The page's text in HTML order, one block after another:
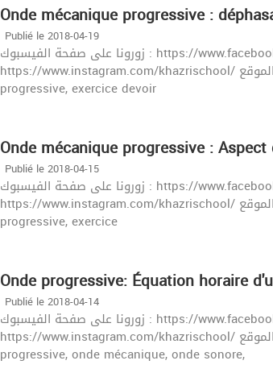
Onde mécanique progressive :
Publié le 2018-04-19
زورونا على صفحة الفيسبوك : https://www.facebook.com/khazrischool/
https://www.instagram.com/khazrischool/ الموقع :khazrischool.com الهاتف : 21923415 onde
progressive, exercice devoir
Onde mécanique progressive :
Publié le 2018-04-15
زورونا على صفحة الفيسبوك : https://www.facebook.com/khazrischool/
https://www.instagram.com/khazrischool/ الموقع :khazrischool.com الهاتف : 21923415 onde
progressive, exercice
Onde progressive: Équation horaire
Publié le 2018-04-14
زورونا على صفحة الفيسبوك : https://www.facebook.com/khazrischool/
https://www.instagram.com/khazrischool/ الموقع :khazrischool.com الهاتف : 21923415 onde
progressive, onde mécanique, onde sonore,